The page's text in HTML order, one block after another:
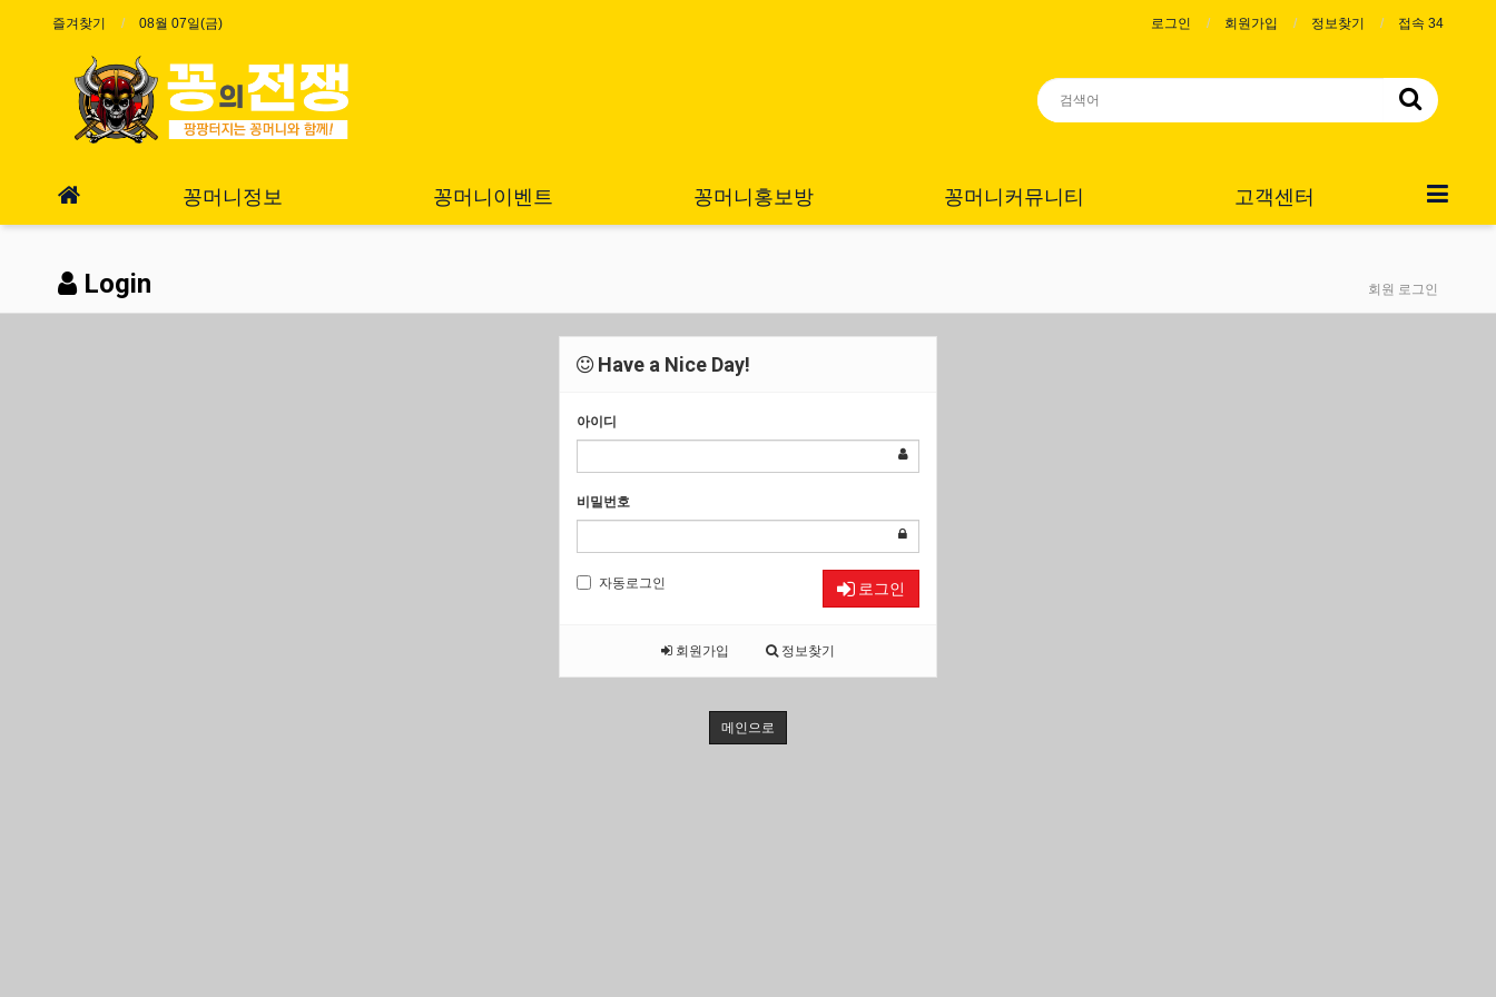
즐겨찾기 08월 07일(금) 로그인 회원가입 정보찾기 접속 34
꽁머니정보 꽁머니이벤트 꽁머니홍보방 꽁머니커뮤니티 고객센터
Login 회원 로그인
Have a Nice Day!
아이디
비밀번호
자동로그인 로그인
회원가입 정보찾기
메인으로